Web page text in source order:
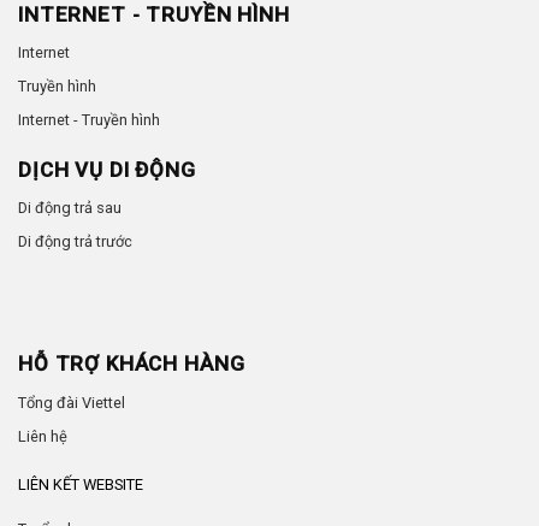
INTERNET - TRUYỀN HÌNH
Internet
Truyền hình
Internet - Truyền hình
DỊCH VỤ DI ĐỘNG
Di động trả sau
Di động trả trước
HỖ TRỢ KHÁCH HÀNG
Tổng đài Viettel
Liên hệ
LIÊN KẾT WEBSITE